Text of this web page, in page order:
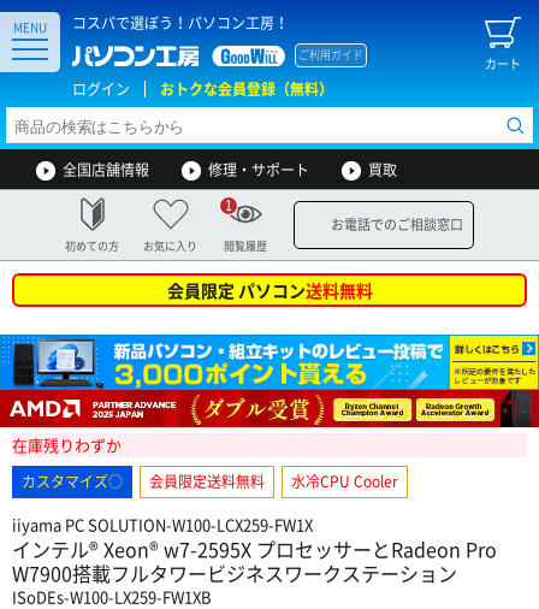
コスパで選ぼう！パソコン工房！
カート
ご利用ガイド
ログイン おトクな会員登録（無料）
MENU
全国店舗情報 修理・サポート 買取
初めての方 お気に入り 閲覧履歴
1
お電話でのご相談窓口
会員限定 パソコン送料無料
在庫残りわずか
カスタマイズ○ 会員限定送料無料 水冷CPU Cooler
iiyama PC SOLUTION-W100-LCX259-FW1X
インテル® Xeon® w7-2595X プロセッサーとRadeon Pro
W7900搭載フルタワービジネスワークステーション
ISoDEs-W100-LX259-FW1XB